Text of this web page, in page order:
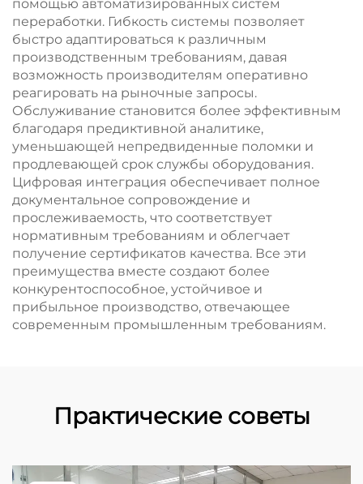
помощью автоматизированных систем
переработки. Гибкость системы позволяет
быстро адаптироваться к различным
производственным требованиям, давая
возможность производителям оперативно
реагировать на рыночные запросы.
Обслуживание становится более эффективным
благодаря предиктивной аналитике,
уменьшающей непредвиденные поломки и
продлевающей срок службы оборудования.
Цифровая интеграция обеспечивает полное
документальное сопровождение и
прослеживаемость, что соответствует
нормативным требованиям и облегчает
получение сертификатов качества. Все эти
преимущества вместе создают более
конкурентоспособное, устойчивое и
прибыльное производство, отвечающее
современным промышленным требованиям.
Практические советы